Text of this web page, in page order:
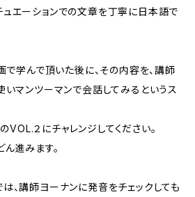
エーションでの文章を丁寧に日本語で
学んで頂いた後に、その内容を、講師
マンツーマンで会話してみるというス
VOL.２にチャレンジしてください。
進みます。
、講師ヨーナンに発音をチェックしても